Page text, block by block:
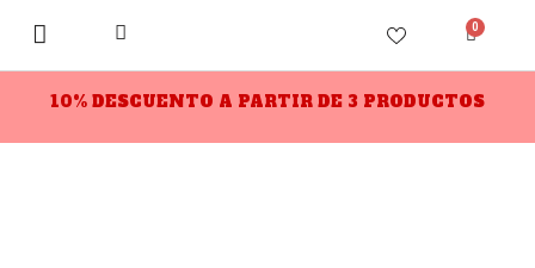
0
10% DESCUENTO A PARTIR DE 3 PRODUCTOS